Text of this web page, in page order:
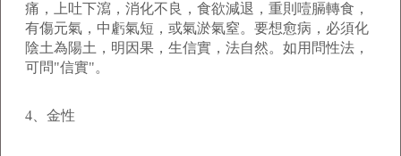
痛，上吐下瀉，消化不良，食欲減退，重則噎膈轉食，
有傷元氣，中虧氣短，或氣淤氣窒。要想愈病，必須化
陰土為陽土，明因果，生信實，法自然。如用問性法，
可問"信實"。
4、金性